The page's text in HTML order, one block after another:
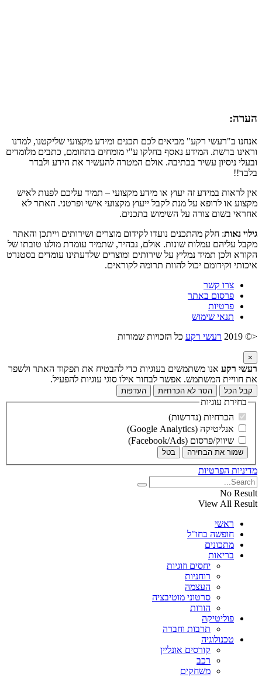
הערה:
אנחנו ב"רעשי רקע" מביאים לכם תכנים ומידע מקצועי שליקטנו, למדנו
וראינו ברשת. המידע נאסף בחלקו ע"י מומחים בתחומם, כתבים מלומדים
ובעלי ניסיון עשיר בכתיבה. אולם המטרה להעשיר את הידע ולבדר
בלבד!!
אין לראות במידע זה יעוץ או מידע מקצועי – תמיד עליכם לפנות לאיש
מקצוע או לרופא על מנת לקבל ייעוץ מקצועי אישי ופרטני. האתר לא
אחראי בשום צורה על השימוש בתכנים.
גילוי נאות: חלק מהתכנים נועדו לקידום מוצרים ושירותים וייתכן והאתר
מקבל עליהם עמלות שונות. אולם, נבהיר, שתמיד עומדת מולנו טובתו של
הקורא ולכן תמיד נמליץ על שירותים ומוצרים שלדעתינו עומדים בסטנרט
איכותי וקידומם יכול להוות תרומה לקוראים.
צרו קשר
פרסום באתר
פרטיות
תנאי שימוש
<© 2019
רעשי רקע כל הזכויות שמורות
×
רעשי רקע אנו משתמשים בעוגיות כדי להבטיח את תפקוד האתר ולשפר
את חוויית המשתמש. אפשר לבחור אילו סוגי עוגיות להפעיל.
קבל הכל הסר לא הכרחיות העדפות
בחירת עוגיות
הכרחיות (נדרשות)
אנליטיקה (Google Analytics)
שיווק/פרסום (Facebook/Ads)
שמור את הבחירה בטל
מדיניות הפרטיות
No Result
View All Result
ראשי
חופשה בחו"ל
מתכונים
בריאות
יחסים וזוגיות
רוחניות
העצמה
סרטוני מוטיבציה
הורות
פוליטיקה
תרבות וחברה
טכנולוגיה
קורסים אונליין
רכב
משחקים